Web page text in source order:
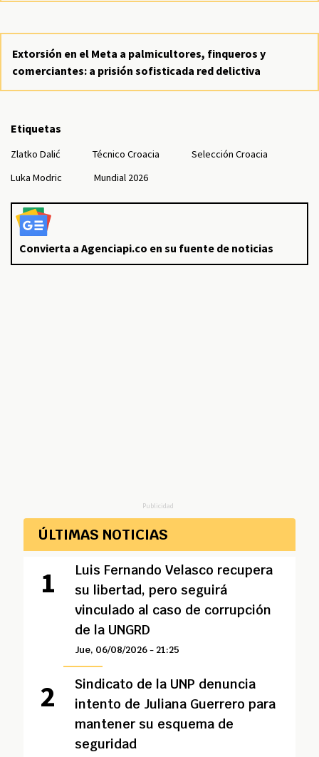
Extorsión en el Meta a palmicultores, finqueros y
comerciantes: a prisión sofisticada red delictiva
Etiquetas
Zlatko Dalić Técnico Croacia
Selección Croacia
Luka Modric
Mundial 2026
Convierta a Agenciapi.co en su fuente de noticias
Publicidad
ÚLTIMAS NOTICIAS
Luis Fernando Velasco recupera
su libertad, pero seguirá
vinculado al caso de corrupción
de la UNGRD
Jue, 06/08/2026 - 21:25
Sindicato de la UNP denuncia
intento de Juliana Guerrero para
mantener su esquema de
seguridad